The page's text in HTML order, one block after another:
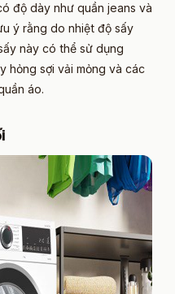
độ dày như quần jeans và
ý rằng do nhiệt độ sấy
này có thể sử dụng
hỏng sợi vải mỏng và các
áo.